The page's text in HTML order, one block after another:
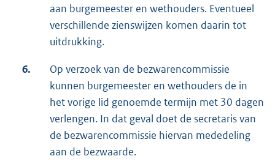
aan burgemeester en wethouders. Eventueel
verschillende zienswijzen komen daarin tot
uitdrukking.
6.
Op verzoek van de bezwarencommissie
kunnen burgemeester en wethouders de in
het vorige lid genoemde termijn met 30 dagen
verlengen. In dat geval doet de secretaris van
de bezwarencommissie hiervan mededeling
aan de bezwaarde.